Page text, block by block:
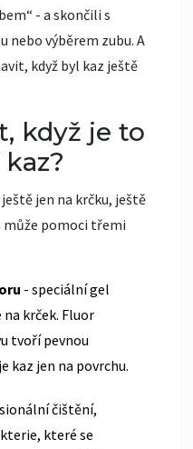
- a skončili s
nebo výběrem zubu. A
když byl kaz ještě
když je to
jen na krčku, ještě
může pomoci třemi
- speciální gel
krček. Fluor
tvoří pevnou
kaz jen na povrchu.
čištění,
které se